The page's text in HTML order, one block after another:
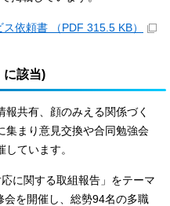
依頼書 （PDF 315.5 KB）
に該当)
報共有、顔のみえる関係づく
集まり意見交換や合同勉強会
ています。
に関する取組報告」をテーマ
を開催し、総勢94名の多職